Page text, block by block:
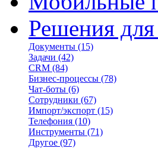
Решения
Документы (15)
Задачи (42)
CRM (84)
Бизнес-процессы (78)
Чат-боты (6)
Сотрудники (67)
Импорт/экспорт (15)
Телефония (10)
Инструменты (71)
Другое (97)